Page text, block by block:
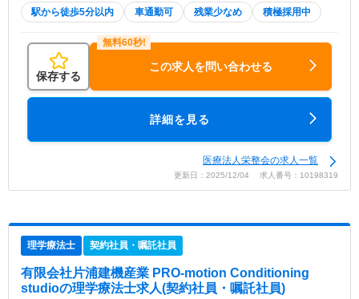
駅から徒歩5分以内 車通勤可 残業少なめ 積極採用中
保存する
この求人を問い合わせる
詳細を見る
医療法人栄整会の求人一覧
更新日：2025/12/04 求人番号：10198319
理学療法士 契約社員・嘱託社員
有限会社片浦建機産業 PRO-motion Conditioning
studioの理学療法士求人(契約社員・嘱託社員)